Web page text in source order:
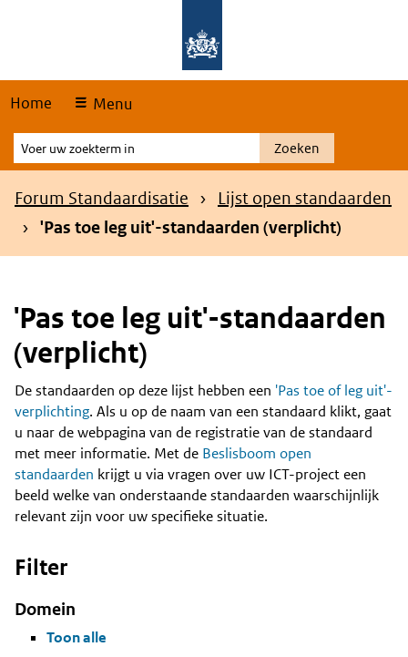
Home Menu
Voer
uw
zoekterm
Zoeken
Kruimelpad
Forum Standaardisatie
Lijst open standaarden
'Pas toe leg uit'-standaarden (verplicht)
'Pas toe leg uit'-standaarden
(verplicht)
Content
De standaarden op deze lijst hebben een 'Pas toe of leg uit'-
verplichting. Als u op de naam van een standaard klikt, gaat
u naar de webpagina van de registratie van de standaard
met meer informatie. Met de Beslisboom open
standaarden krijgt u via vragen over uw ICT-project een
beeld welke van onderstaande standaarden waarschijnlijk
relevant zijn voor uw specifieke situatie.
Filter
Domein
Toon alle